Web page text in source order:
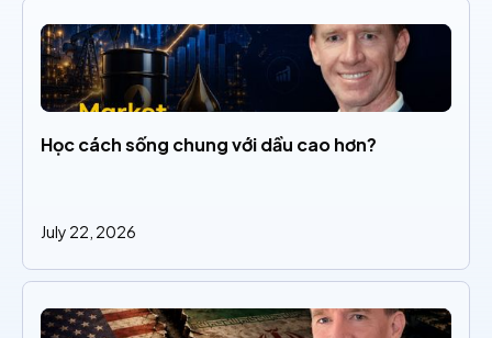
Học cách sống chung với dầu cao hơn?
July 22, 2026